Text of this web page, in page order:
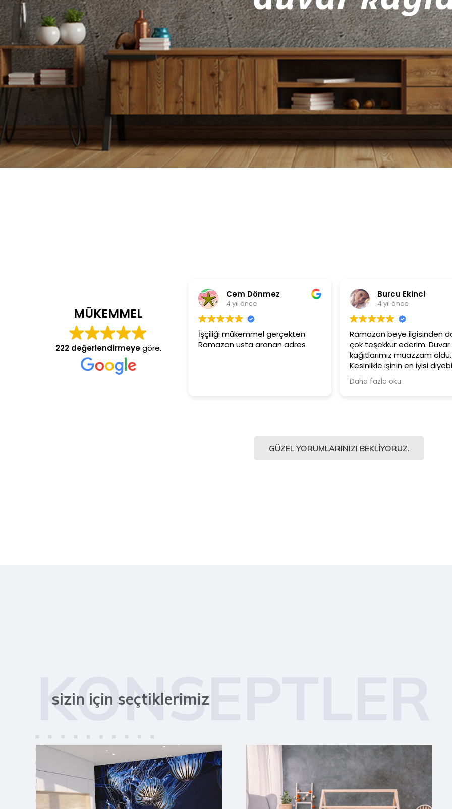
MÜKEMMEL
222 değerlendirmeyegöre.
İşçiliği mükemmel gerçekten
Ramazan usta aranan adres
Burcu Ekinci
Ramazan beye ilgisinden dolayı
çok teşekkür ederim. Duvar
kağıtlarımız muazzam oldu.
Kesinlikle işinin en iyisi diyebilirim.
Şiddetle tavsiye ediyorum.
Ürünler çok
Güler yüzlü
GÜZEL YORUMLARINIZI BEKLIYORUZ.
KONSEPTLER
sizin için seçtiklerimiz